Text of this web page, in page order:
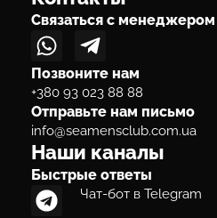
Связаться с менеджером
Позвоните нам
+380 93 023 88 88
Отправьте нам письмо
info@seamensclub.com.ua
Наши каналы
Быстрые ответы
Чат-бот в Telegram